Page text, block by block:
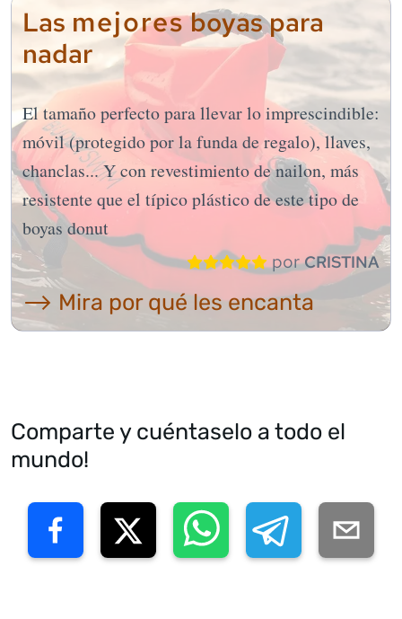
Las mejoresboyas para
nadar
El tamaño perfecto para llevar lo imprescindible:
móvil (protegido por la funda de regalo), llaves,
chanclas... Y con revestimiento de nailon, más
resistente que el típico plástico de este tipo de
boyas donut
porCRISTINA
⟶ Mira por qué les encanta
Comparte y cuéntaselo a todo el
mundo!